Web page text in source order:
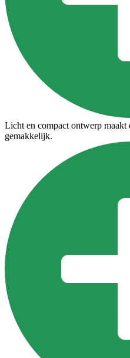
Licht en compact ontwerp maakt
gemakkelijk.